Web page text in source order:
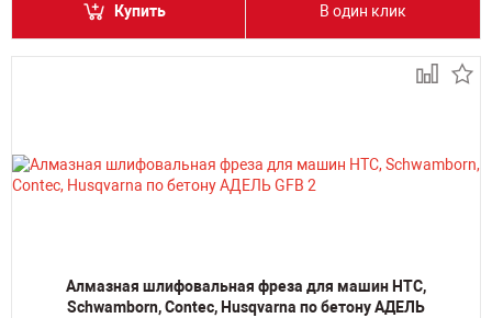
Купить В один клик
Алмазная шлифовальная фреза для машин HTC,
Schwamborn, Contec, Husqvarna по бетону АДЕЛЬ